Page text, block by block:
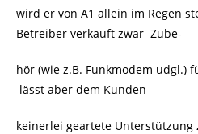
wird er von A1 allein im Regen
Betreiber verkauft zwar Zube-
hör (wie z.B. Funkmodem udgl.)
lässt aber dem Kunden
keinerlei geartete